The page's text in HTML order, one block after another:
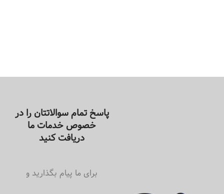
پاسخ تمام سوالاتتان را در
خصوص خدمات ما
دریافت کنید
برای ما پیام بگذارید و